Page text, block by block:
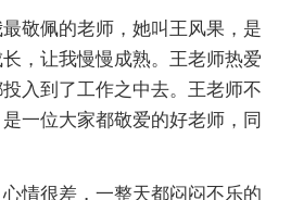
佩的老师，她叫王风果，是
，让我慢慢成熟。王老师热爱
入到了工作之中去。王老师不
一位大家都敬爱的好老师，同
很差，一整天都闷闷不乐的